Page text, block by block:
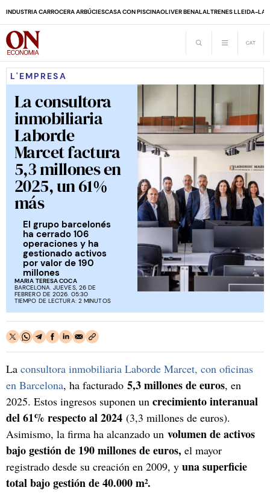
INDUSTRIA CARROCERA ARBÚCIESCASA CON PISCINAOLIVER BENALALTRENES LLEIDA-LA
L'EMPRESA
La consultora
inmobiliaria
Laborde
Marcet factura
5,3 millones en
2025, un 61%
más
El grupo barcelonés
ha cerrado 106
operaciones y ha
gestionado activos
por valor de 190
millones
MARIA TERESA COCA
BARCELONA. JUEVES, 26 DE
FEBRERO DE 2026. 05:30
TIEMPO DE LECTURA: 2 MINUTOS
La consultora inmobiliaria Laborde Marcet, con oficinas
en Barcelona, ha facturado 5,3 millones de euros, en
2025. Estos ingresos suponen un crecimiento interanual
del 61% respecto al 2024 (3,3 millones de euros).
Asimismo, la firma ha alcanzado un volumen de activos
bajo gestión de 190 millones de euros, el mayor
registrado desde su creación en 2009, y una superficie
total bajo gestión de 40.000 m².